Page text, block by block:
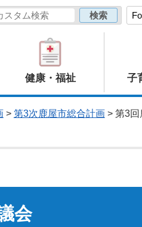
健康・福祉 子
> 第3次鹿屋市総合計画> 第3回
会